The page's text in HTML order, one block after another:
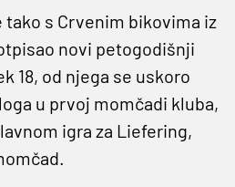
tako s Crvenim bikovima iz
novi petogodišnji
18, od njega se uskoro
u prvoj momčadi kluba,
igra za Liefering,